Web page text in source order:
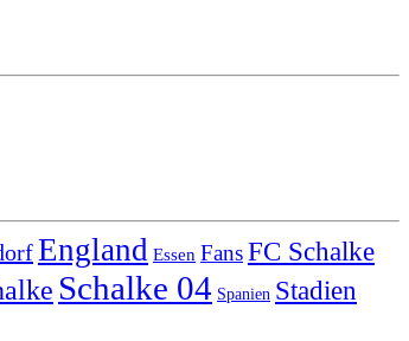
England Essen FansFC Schalke
Schalke 04 Spanien Stadien